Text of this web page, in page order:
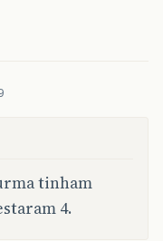
tinham
4.